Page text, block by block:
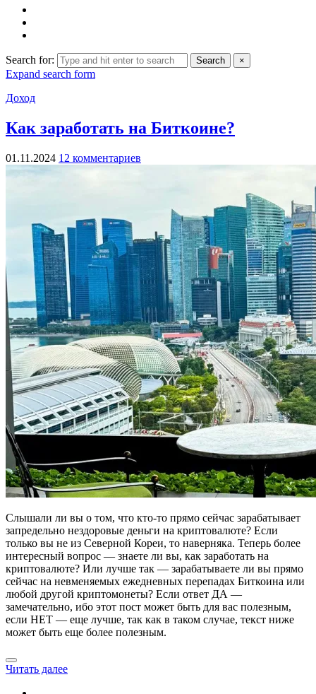
Search for: Search ×
Expand search form
Доход
Как заработать на Биткоине?
01.11.2024 12 комментариев
Слышали ли вы о том, что кто-то прямо сейчас зарабатывает
запредельно нездоровые деньги на криптовалюте? Если
только вы не из Северной Кореи, то наверняка. Теперь более
интересный вопрос — знаете ли вы, как заработать на
криптовалюте? Или лучше так — зарабатываете ли вы прямо
сейчас на невменяемых ежедневных перепадах Биткоина или
любой другой криптомонеты? Если ответ ДА —
замечательно, ибо этот пост может быть для вас полезным,
если НЕТ — еще лучше, так как в таком случае, текст ниже
может быть еще более полезным.
Читать далее